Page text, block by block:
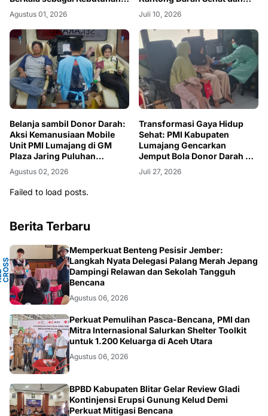
Biologis dan Gaya Hidup
Sehat Masyarakat Jatirejo
Kunir
Agustus 01, 2026
Perketat Skrining Klinis
Juli 10, 2026
Belanja sambil Donor Darah:
Aksi Kemanusiaan Mobile
Unit PMI Lumajang di GM
Plaza Jaring Puluhan
Relawan
Agustus 02, 2026
Transformasi Gaya Hidup
Sehat: PMI Kabupaten
Lumajang Gencarkan
Jemput Bola Donor Darah di
Masjid Ar-Rahmah Pasirian
Juli 27, 2026
Failed to load posts.
Berita Terbaru
N
S
TY
Memperkuat Benteng Pesisir Jember:
Langkah Nyata Delegasi Palang Merah Jepang
Dampingi Relawan dan Sekolah Tangguh
Bencana
Agustus 06, 2026
ACEH
Perkuat Pemulihan Pasca-Bencana, PMI dan
Mitra Internasional Salurkan Shelter Toolkit
untuk 1.200 Keluarga di Aceh Utara
Agustus 06, 2026
BLITAR
BPBD Kabupaten Blitar Gelar Review Gladi
Kontinjensi Erupsi Gunung Kelud Demi
Perkuat Mitigasi Bencana